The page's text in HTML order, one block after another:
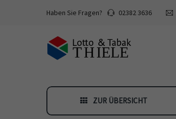
Haben Sie Fragen? 02382 3636
ZUR ÜBERSICHT